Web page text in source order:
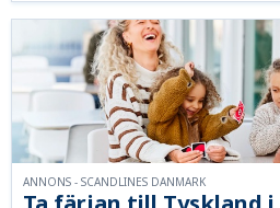
ANNONS - SCANDLINES DANMARK